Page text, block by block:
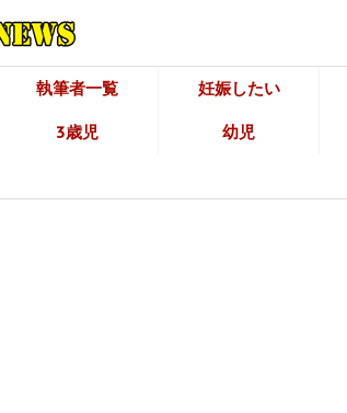
執筆者一覧 妊娠したい
3歳児 幼児